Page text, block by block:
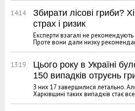
14:14
Збирати лісові гриби?
страх і ризик
Експерти взагалі не
Проте вони дали низку
13:19
Цього року в Україні
150 випадків отруєнь
З них 17 завершилися летально.
Харківщині таких випадків стає